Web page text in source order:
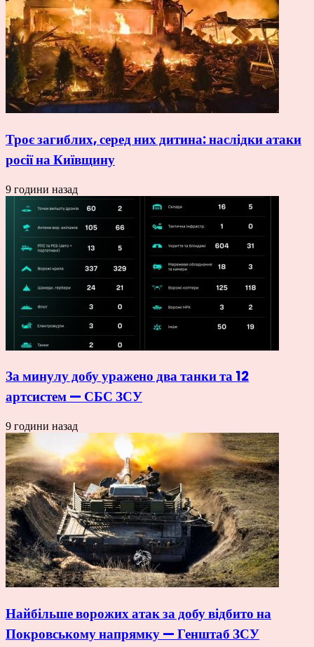
Троє загиблих, серед них дитина: наслідки атаки
росії на Київщину
9 години назад
За минулу добу уражено два танки та 12
артсистем — СБС ЗСУ
9 години назад
Найбільше ворожих атак за добу відбито на
Покровському напрямку — Генштаб ЗСУ